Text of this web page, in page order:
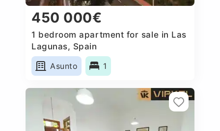
450 000€
1 bedroom apartment for sale in Las
Lagunas, Spain
Asunto
1